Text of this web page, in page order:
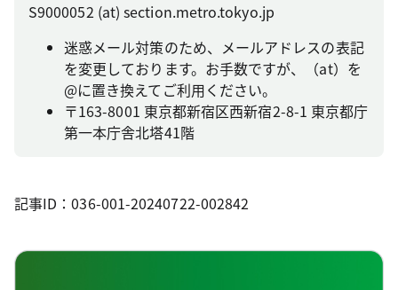
S9000052 (at) section.metro.tokyo.jp
迷惑メール対策のため、メールアドレスの表記
を変更しております。お手数ですが、（at）を
@に置き換えてご利用ください。
〒163-8001 東京都新宿区西新宿2-8-1 東京都庁
第一本庁舎北塔41階
記事ID：036-001-20240722-002842